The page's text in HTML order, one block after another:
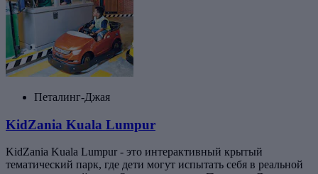
Петалинг-Джая
KidZania Kuala Lumpur
KidZania Kuala Lumpur - это интерактивный крытый
тематический парк, где дети могут испытать себя в реальной